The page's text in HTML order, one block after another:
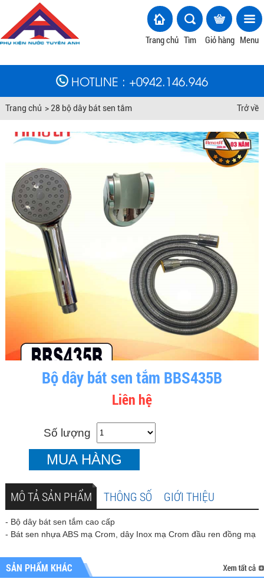
Trang chủ Tìm Giỏ hàng Menu
HOTLINE : +0942.146.946
Trang chủ > 28 bộ dây bát sen tắm Trở về
Bộ dây bát sen tắm BBS435B
Liên hệ
Số lượng
MUA HÀNG
MÔ TẢ SẢN PHẨM THÔNG SỐ GIỚI THIỆU
- Bộ dây bát sen tắm cao cấp
- Bát sen nhựa ABS mạ Crom, dây Inox mạ Crom đầu ren đồng mạ
SẢN PHẨM KHÁC